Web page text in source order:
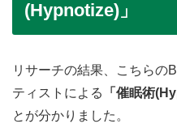
(Hypnotize)」
リサーチの結果、こちらの
ティストによる
「催眠術
とが分かりました。